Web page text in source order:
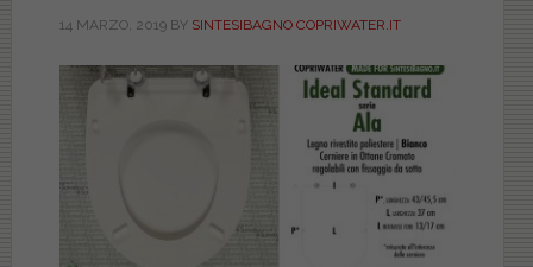
14 MARZO, 2019BY SINTESIBAGNO COPRIWATER.IT